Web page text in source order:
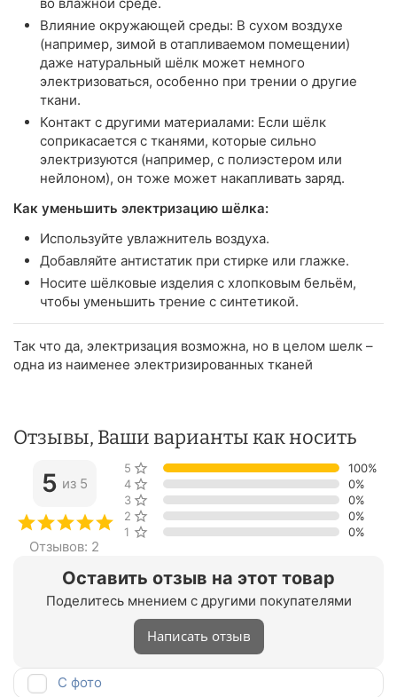
Влияние окружающей среды: В сухом воздухе
(например, зимой в отапливаемом помещении)
даже натуральный шёлк может немного
электризоваться, особенно при трении о другие
ткани.
Контакт с другими материалами: Если шёлк
соприкасается с тканями, которые сильно
электризуются (например, с полиэстером или
нейлоном), он тоже может накапливать заряд.
Как уменьшить электризацию шёлка:
Используйте увлажнитель воздуха.
Добавляйте антистатик при стирке или глажке.
Носите шёлковые изделия с хлопковым бельём,
чтобы уменьшить трение с синтетикой.
Так что да, электризация возможна, но в целом шелк –
одна из наименее электризированных тканей
Отзывы, Ваши варианты как носить
Оставить отзыв на этот товар
Поделитесь мнением с другими покупателями
Написать отзыв
5 из 5
Отзывов: 2
5 звёзд
100%
4 звезды
0%
3 звезды
0%
2 звезды
0%
1 звезда
0%
С фото